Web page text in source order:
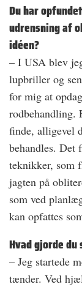
Du har
udrensning af
idéen?
– I USA blev
lupbriller og
for mig at
rodbehandling.
finde, alligevel
behandles.
teknikker, som
jagten på
som ved
kan opfattes
Hvad gjorde du
– Jeg startede
tænder. Ved